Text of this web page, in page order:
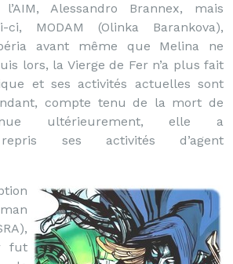
Alessandro Brannex, mais
MODAM (Olinka Barankova),
avant même que Melina ne
lors, la Vierge de Fer n’a plus fait
et ses activités actuelles sont
compte tenu de la mort de
ultérieurement, elle a
repris ses activités d’agent
fut